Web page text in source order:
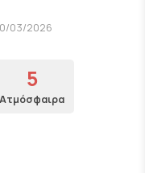
03/2026
5
Ατμόσφαιρα